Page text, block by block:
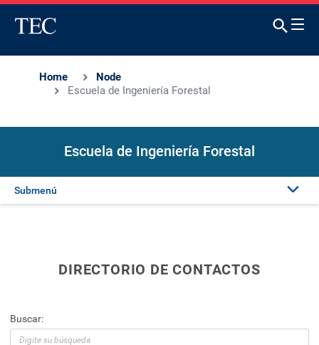
Home
Node
Escuela de Ingeniería Forestal
Escuela de Ingeniería Forestal
Submenú
Oferta académica
DIRECTORIO DE CONTACTOS
Buscar: